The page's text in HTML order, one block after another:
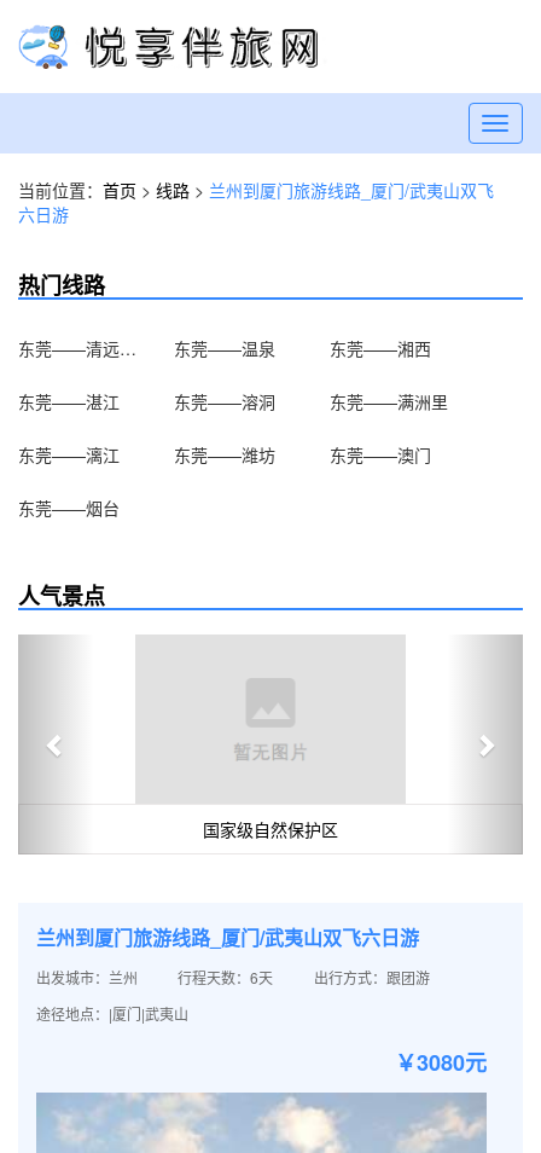
当前位置： 首页 > 线路 > 兰州到厦门旅游线路_厦门/武夷山双飞
六日游
热门线路
东莞——清远笔架山 东莞——温泉 东莞——湘西
东莞——湛江 东莞——溶洞 东莞——满洲里
东莞——漓江 东莞——潍坊 东莞——澳门
东莞——烟台
人气景点
国家级自然保护区
兰州到厦门旅游线路_厦门/武夷山双飞六日游
出发城市：兰州 行程天数：6天
出行方式：跟团游
途径地点：|厦门|武夷山
￥3080元